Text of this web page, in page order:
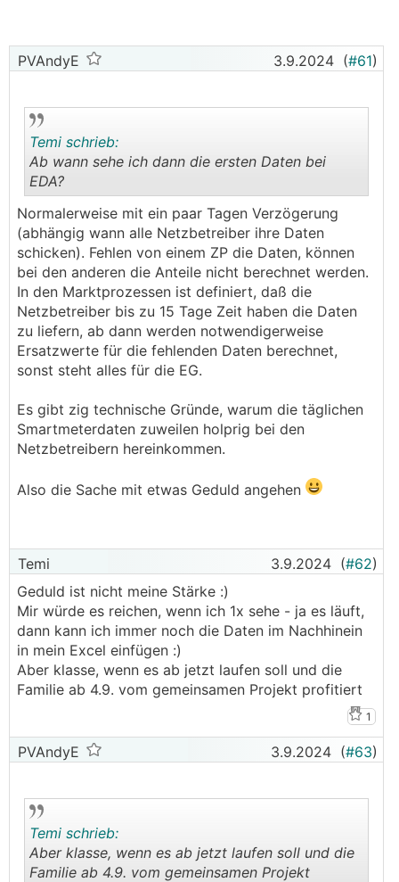
verrechnen ist
smartmeter sind installiert, aber der
gibts hoppalas über die der eine oder andere
gestolpert ist, die zeit kosten?
vlt hat jemand unterstützende infos - danke
PVAndyE 3.9.2024 (#61)
..
Temi schrieb:
Ab wann sehe ich dann die ersten Daten bei
EDA?
Normalerweise mit ein paar Tagen Verzögerung
(abhängig wann alle Netzbetreiber ihre Daten
schicken). Fehlen von einem ZP die Daten, können
bei den anderen die Anteile nicht berechnet werden.
In den Marktprozessen ist definiert, daß die
Netzbetreiber bis zu 15 Tage Zeit haben die Daten
zu liefern, ab dann werden notwendigerweise
Ersatzwerte für die fehlenden Daten berechnet,
sonst steht alles für die EG.
Es gibt zig technische Gründe, warum die täglichen
Smartmeterdaten zuweilen holprig bei den
Netzbetreibern hereinkommen.
Also die Sache mit etwas Geduld angehen
Temi 3.9.2024 (#62)
Geduld ist nicht meine Stärke :)
Mir würde es reichen, wenn ich 1x sehe - ja es läuft,
dann kann ich immer noch die Daten im Nachhinein
in mein Excel einfügen :)
Aber klasse, wenn es ab jetzt laufen soll und die
Familie ab 4.9. vom gemeinsamen Projekt profitiert
1
PVAndyE 3.9.2024 (#63)
Temi schrieb:
Aber klasse, wenn es ab jetzt laufen soll und die
Familie ab 4.9. vom gemeinsamen Projekt